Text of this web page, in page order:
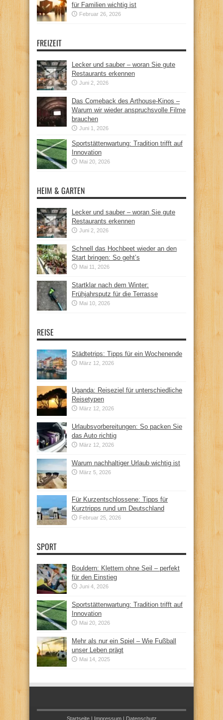
für Familien wichtig ist
Februar 26, 2026
FREIZEIT
Lecker und sauber – woran Sie gute
Restaurants erkennen
Juni 2, 2026
Das Comeback des Arthouse-Kinos –
Warum wir wieder anspruchsvolle Filme
brauchen
Juni 1, 2026
Sportstättenwartung: Tradition trifft auf
Innovation
Mai 20, 2026
HEIM & GARTEN
Lecker und sauber – woran Sie gute
Restaurants erkennen
Juni 2, 2026
Schnell das Hochbeet wieder an den
Start bringen: So geht’s
Mai 11, 2026
Startklar nach dem Winter:
Frühjahrsputz für die Terrasse
Mai 10, 2026
REISE
Städtetrips: Tipps für ein Wochenende
März 12, 2026
Uganda: Reiseziel für unterschiedliche
Reisetypen
März 12, 2026
Urlaubsvorbereitungen: So packen Sie
das Auto richtig
März 12, 2026
Warum nachhaltiger Urlaub wichtig ist
März 5, 2026
Für Kurzentschlossene: Tipps für
Kurztripps rund um Deutschland
Februar 25, 2026
SPORT
Bouldern: Klettern ohne Seil – perfekt
für den Einstieg
Juni 4, 2026
Sportstättenwartung: Tradition trifft auf
Innovation
Mai 20, 2026
Mehr als nur ein Spiel – Wie Fußball
unser Leben prägt
Mai 14, 2025
Startseite| Impressum| Datenschutz